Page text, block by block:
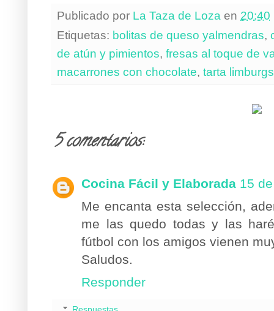
Publicado por La Taza de Loza en 20:40
Etiquetas: bolitas de queso yalmendras,
de atún y pimientos, fresas al toque de
macarrones con chocolate, tarta
5 comentarios:
Cocina Fácil y Elaborada 15
Me encanta esta selección,
me las quedo todas y las
fútbol con los amigos vienen
Saludos.
Responder